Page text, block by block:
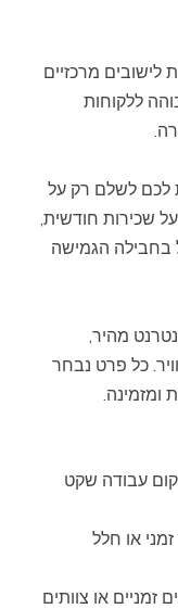
מרכזיים
ללקוחות
לשלם רק על
שכירות חודשית,
בחבילה הגמישה
מהיר,
כל פרט נבחר
ומזמינה.
עבודה שקט
או חלל
או צוותים